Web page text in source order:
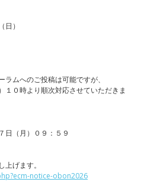
日）
ムへのご投稿は可能ですが、
１０時より順次対応させていただきま
日（月）０９：５９
げます。
notice-obon2026